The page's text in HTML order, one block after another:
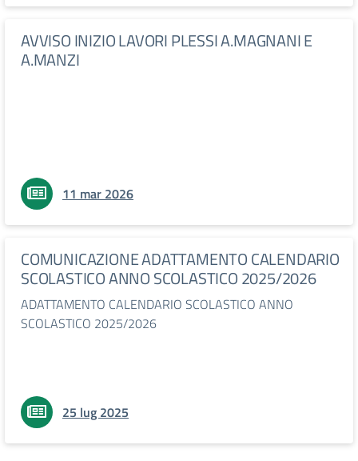
AVVISO INIZIO LAVORI PLESSI A.MAGNANI E
A.MANZI
11 mar 2026
COMUNICAZIONE ADATTAMENTO CALENDARIO
SCOLASTICO ANNO SCOLASTICO 2025/2026
ADATTAMENTO CALENDARIO SCOLASTICO ANNO
SCOLASTICO 2025/2026
25 lug 2025